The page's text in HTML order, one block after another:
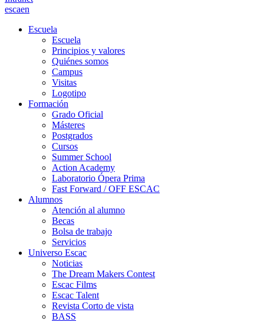
escaen
Escuela
Escuela
Principios y valores
Quiénes somos
Campus
Visitas
Logotipo
Formación
Grado Oficial
Másteres
Postgrados
Cursos
Summer School
Action Academy
Laboratorio Ópera Prima
Fast Forward / OFF ESCAC
Alumnos
Atención al alumno
Becas
Bolsa de trabajo
Servicios
Universo Escac
Noticias
The Dream Makers Contest
Escac Films
Escac Talent
Revista Corto de vista
BASS